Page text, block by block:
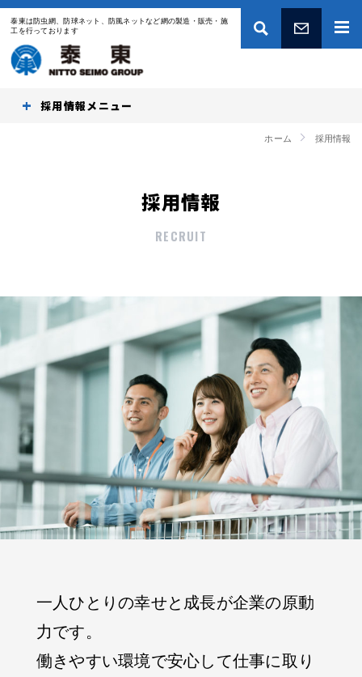
泰東は防虫網、防球ネット、防風ネットなど網の製造・販売・施
工を行っております
採用情報
ホーム 採用情報
採用情報
RECRUIT
一人ひとりの幸せと成長が企業の原動
力です。
働きやすい環境で安心して仕事に取り